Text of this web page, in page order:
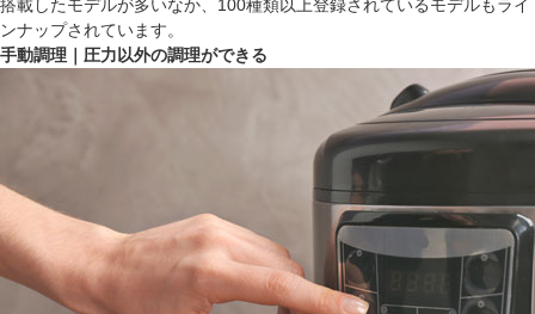
搭載したモデルが多いなか、100種類以上登録されているモデルもライ
ンナップされています。
手動調理｜圧力以外の調理ができる